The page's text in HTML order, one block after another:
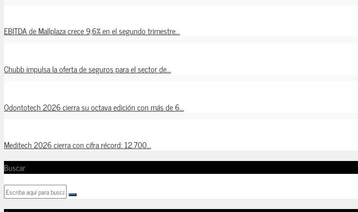
EBITDA de Mallplaza crece 9,6% en el segundo trimestre...
Chubb impulsa la oferta de seguros para el sector de...
Odontotech 2026 cierra su octava edición con más de 6...
Meditech 2026 cierra con cifra récord: 12.700...
Buscar